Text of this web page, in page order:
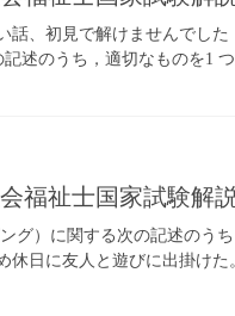
話、初見で解けませんでし
記述のうち，適切なものを1
会福祉士国家試験
グ）に関する次の記述の
休日に友人と遊びに出掛け